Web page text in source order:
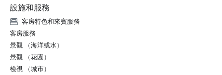
2023 Travel + Leisure 500 Best Hotels
2022 Meetings Today Best Of Award
2022 Travel+Leisure: The 5 Best Hotels in San Francisco
2022 THE MANUAL: Best Luxury
2022 Forbes: Best Hotel
2022 Local Getaways: Best Luxury Hotels in San
Francisco
設施和服務
客房特色和來賓服務
客房服務
景觀 （海洋或水）
景觀 （花園）
檢視 （城市）